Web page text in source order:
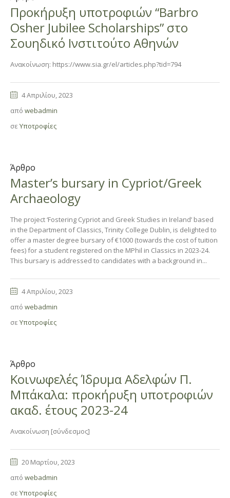
Προκήρυξη υποτροφιών “Barbro
Osher Jubilee Scholarships” στο
Σουηδικό Ινστιτούτο Αθηνών
Ανακοίνωση: https://www.sia.gr/el/articles.php?tid=794
4 Απριλίου, 2023
από webadmin
σε Υποτροφίες
Άρθρο
Master’s bursary in Cypriot/Greek
Archaeology
The project ‘Fostering Cypriot and Greek Studies in Ireland’ based
in the Department of Classics, Trinity College Dublin, is delighted to
offer a master degree bursary of €1000 (towards the cost of tuition
fees) for a student registered on the MPhil in Classics in 2023-24.
This bursary is addressed to candidates with a background in...
4 Απριλίου, 2023
από webadmin
σε Υποτροφίες
Άρθρο
Κοινωφελές Ίδρυμα Αδελφών Π.
Μπάκαλα: προκήρυξη υποτροφιών
ακαδ. έτους 2023-24
Ανακοίνωση [σύνδεσμος]
20 Μαρτίου, 2023
από webadmin
σε Υποτροφίες